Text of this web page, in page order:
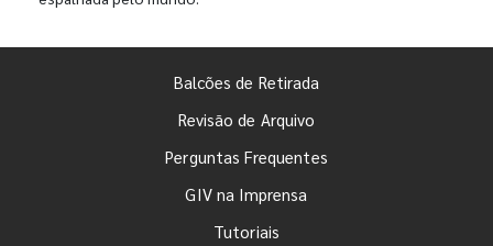
Balcões de Retirada
Revisão de Arquivo
Perguntas Frequentes
GIV na Imprensa
Tutoriais